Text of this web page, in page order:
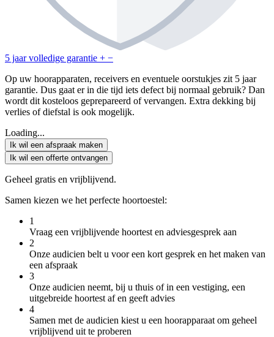
5 jaar volledige garantie + −
Op uw hoorapparaten, receivers en eventuele oorstukjes zit 5 jaar
garantie. Dus gaat er in die tijd iets defect bij normaal gebruik? Dan
wordt dit kosteloos geprepareerd of vervangen. Extra dekking bij
verlies of diefstal is ook mogelijk.
Loading...
Ik wil een afspraak maken
Ik wil een offerte ontvangen
Geheel gratis en vrijblijvend.
Samen kiezen we het perfecte hoortoestel:
1
Vraag een vrijblijvende hoortest en adviesgesprek aan
2
Onze audicien belt u voor een kort gesprek en het maken van
een afspraak
3
Onze audicien neemt, bij u thuis of in een vestiging, een
uitgebreide hoortest af en geeft advies
4
Samen met de audicien kiest u een hoorapparaat om geheel
vrijblijvend uit te proberen